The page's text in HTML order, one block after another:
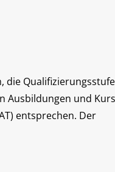
die Qualifizierungsstufe
Ausbildungen und
entsprechen. Der